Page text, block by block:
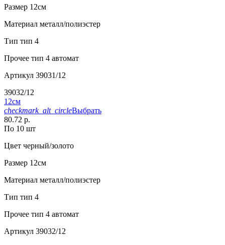
Размер 12см
Материал металл/полиэстер
Тип тип 4
Прочее тип 4 автомат
Артикул 39031/12
39032/12
12см
checkmark_alt_circleВыбрать
80.72 р.
По 10 шт
Цвет черный/золото
Размер 12см
Материал металл/полиэстер
Тип тип 4
Прочее тип 4 автомат
Артикул 39032/12